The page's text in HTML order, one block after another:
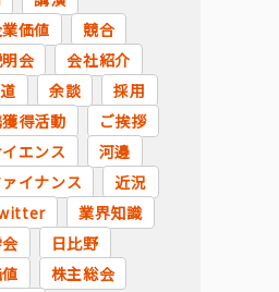
価値
競合
会
会社紹介
余談
採用
得活動
ご挨拶
エンス
河邊
ァイナンス
近況
業界知識
日比野
株主総会